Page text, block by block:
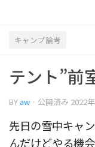
キャンプ論考
テント”前
BY aw · 公開済み 2022
先日の雪中キャ
んだけどやる機